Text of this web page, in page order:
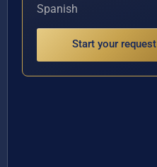
Spanish
Start your request